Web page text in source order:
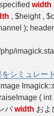
width
, $height ,
);
シミュレー
( int
バ width およ